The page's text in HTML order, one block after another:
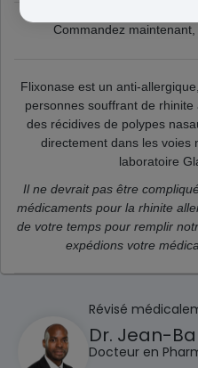
Commandez maintenant,
Flixonase est un anti-
personnes souffrant de
des récidives de polypes
directement dans les voies
laboratoire
Il ne devrait pas être
médicaments pour la rhinite
de votre temps pour remplir
expédions votre
Révisé
Dr. Jean-
Docteur en